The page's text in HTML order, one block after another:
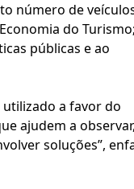
número de
do
públicas e ao
a favor do
ajudem a
soluções”,